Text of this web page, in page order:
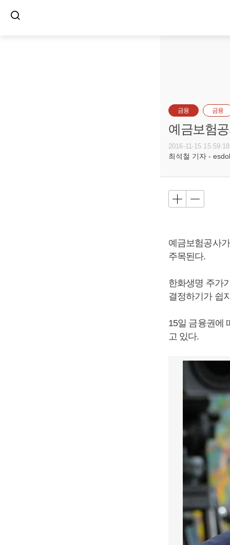
금융 금융
예금보험
2016-11-15 15:59:18
최석철 기자 -
예금보험공사
주목된다.
한화생명 주가
결정하기가 쉽
15일 금융권에
고 있다.